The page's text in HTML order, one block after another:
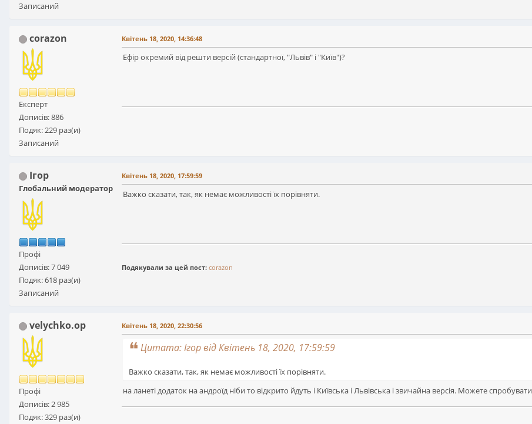
Записаний
corazon
Експерт
Дописів: 886
Подяк: 229 раз(и)
Записаний
Квітень 18, 2020, 14:36:48
Ефір окремий від решти версій (стандартної, "Львів" і "Київ")?
Ігор
Глобальний модератор
Профі
Дописів: 7 049
Подяк: 618 раз(и)
Записаний
Квітень 18, 2020, 17:59:59
Важко сказати, так, як немає можливості їх порівняти.
Подякували за цей пост: corazon
velychko.op
Профі
Дописів: 2 985
Подяк: 329 раз(и)
Квітень 18, 2020, 22:30:56
Цитата: Ігор від Квітень 18, 2020, 17:59:59
Важко сказати, так, як немає можливості їх порівняти.
на ланеті додаток на андроїд ніби то відкрито йдуть і Київська і Львівська і звичайна версія. Можете спробувати